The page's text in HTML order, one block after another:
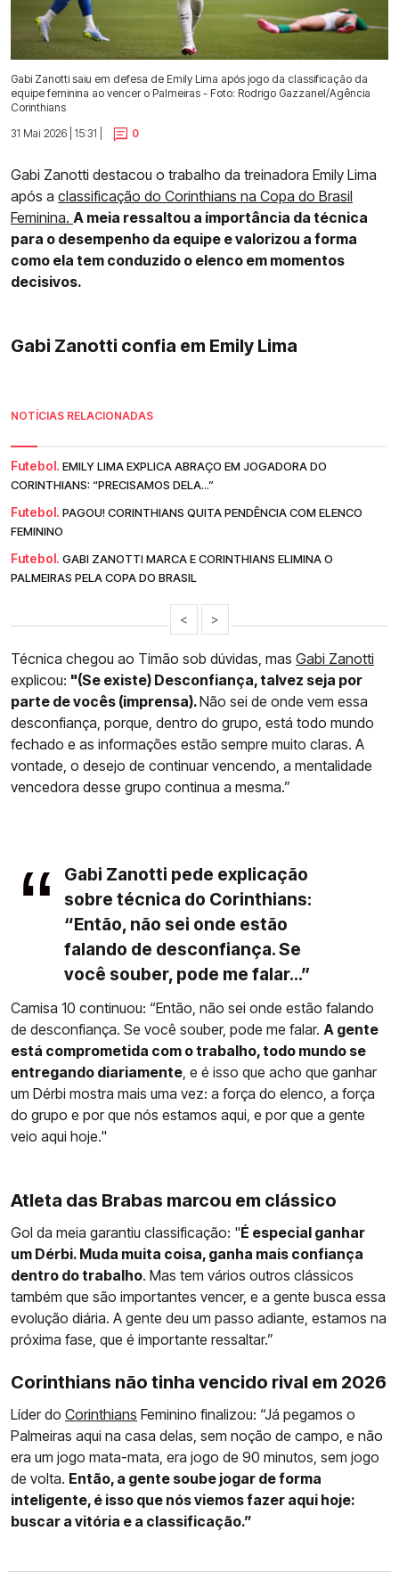
Gabi Zanotti saiu em defesa de Emily Lima após jogo da classificação da
equipe feminina ao vencer o Palmeiras - Foto: Rodrigo Gazzanel/Agência
Corinthians
31 Mai 2026 | 15:31 |
0
Gabi Zanotti destacou o trabalho da treinadora Emily Lima
após a classificação do Corinthians na Copa do Brasil
Feminina. A meia ressaltou a importância da técnica
para o desempenho da equipe e valorizou a forma
como ela tem conduzido o elenco em momentos
decisivos.
Gabi Zanotti confia em Emily Lima
NOTÍCIAS RELACIONADAS
Futebol. EMILY LIMA EXPLICA ABRAÇO EM JOGADORA DO
CORINTHIANS: “PRECISAMOS DELA...”
Futebol. PAGOU! CORINTHIANS QUITA PENDÊNCIA COM ELENCO
FEMININO
Futebol. GABI ZANOTTI MARCA E CORINTHIANS ELIMINA O
PALMEIRAS PELA COPA DO BRASIL
< >
Técnica chegou ao Timão sob dúvidas, mas Gabi Zanotti
explicou: "(Se existe) Desconfiança, talvez seja por
parte de vocês (imprensa).Não sei de onde vem essa
desconfiança, porque, dentro do grupo, está todo mundo
fechado e as informações estão sempre muito claras. A
vontade, o desejo de continuar vencendo, a mentalidade
vencedora desse grupo continua a mesma.”
Gabi Zanotti pede explicação
sobre técnica do Corinthians:
“Então, não sei onde estão
falando de desconfiança. Se
você souber, pode me falar...”
Camisa 10 continuou: “Então, não sei onde estão falando
de desconfiança. Se você souber, pode me falar. A gente
está comprometida com o trabalho, todo mundo se
entregando diariamente, e é isso que acho que ganhar
um Dérbi mostra mais uma vez: a força do elenco, a força
do grupo e por que nós estamos aqui, e por que a gente
veio aqui hoje."
Atleta das Brabas marcou em clássico
Gol da meia garantiu classificação: "É especial ganhar
um Dérbi. Muda muita coisa, ganha mais confiança
dentro do trabalho. Mas tem vários outros clássicos
também que são importantes vencer, e a gente busca essa
evolução diária. A gente deu um passo adiante, estamos na
próxima fase, que é importante ressaltar.”
Corinthians não tinha vencido rival em 2026
Líder do Corinthians Feminino finalizou: “Já pegamos o
Palmeiras aqui na casa delas, sem noção de campo, e não
era um jogo mata-mata, era jogo de 90 minutos, sem jogo
de volta. Então, a gente soube jogar de forma
inteligente, é isso que nós viemos fazer aqui hoje:
buscar a vitória e a classificação.”